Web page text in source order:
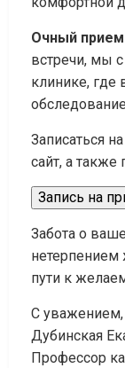
Очный прием
встречи, мы
клинике, где
Записаться
сайт, а также
Запись на
Забота о
пути к
С уважением,
Дубинская
Профессор